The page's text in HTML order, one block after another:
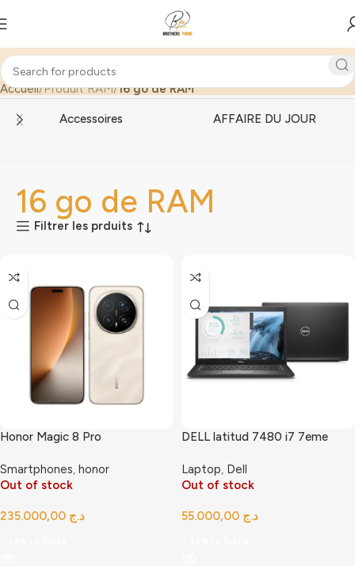
Accueil Produit RAM 16 go de RAM
Accessoires AFFAIRE DU JOUR
16 go de RAM
Filtrer les prduits
Honor Magic 8 Pro
Smartphones, honor
Out of stock
د.ج
DELL latitud 7480 i7 7eme
Laptop, Dell
Out of stock
د.ج